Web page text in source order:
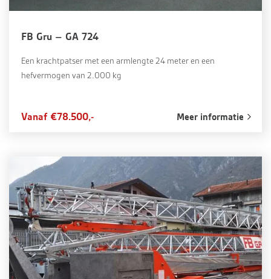
FB Gru – GA 724
Een krachtpatser met een armlengte 24 meter en een
hefvermogen van 2.000 kg
Vanaf €78.500,- Meer informatie